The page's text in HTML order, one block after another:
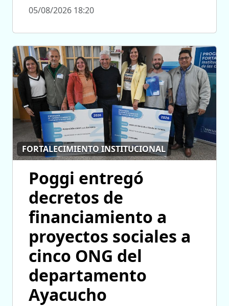
05/08/2026 18:20
FORTALECIMIENTO INSTITUCIONAL
Poggi entregó
decretos de
financiamiento a
proyectos sociales a
cinco ONG del
departamento
Ayacucho